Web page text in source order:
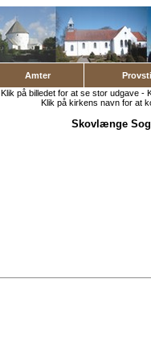
Amter Provsti
Klik på billedet for at se stor udgave -
Klik på kirkens navn for at
Skovlænge